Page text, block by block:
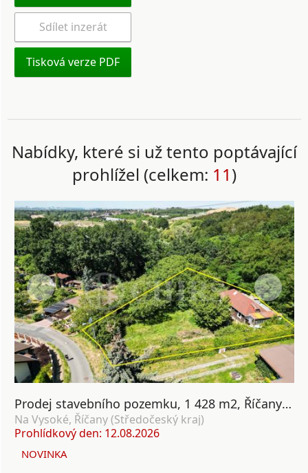
Sdílet inzerát
Tisková verze PDF
Nabídky, které si už tento poptávající
prohlížel (celkem: 11)
Prodej stavebního pozemku, 1 428 m2, Říčany u Prahy
Na Vysoké, Říčany (Středočeský kraj)
Prohlídkový den: 12.08.2026
NOVINKA